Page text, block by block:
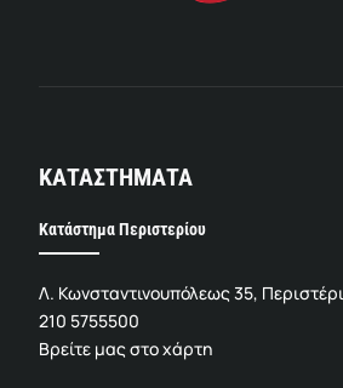
ΚΑΤΑΣΤΗΜΑΤΑ
Κατάστημα Περιστερίου
Λ. Κωνσταντινουπόλεως 35, Περιστέρι
210 5755500
Βρείτε μας στο χάρτη